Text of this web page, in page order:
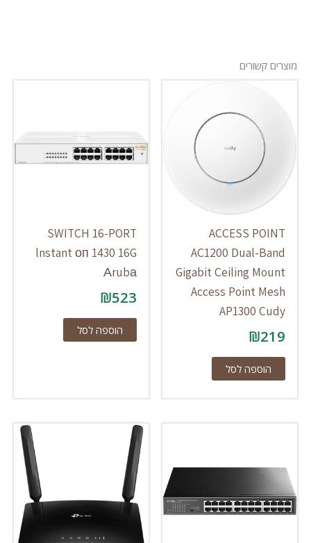
מוצרים קשורים
ACCESS POINT
AC1200 Dual-Band
Gigabit Ceiling Mount
Access Point Mesh
AP1300 Cudy
₪219
הוספה לסל
SWITCH 16-PORT
lnstant оп 1430 16G
Аrubа
₪523
הוספה לסל